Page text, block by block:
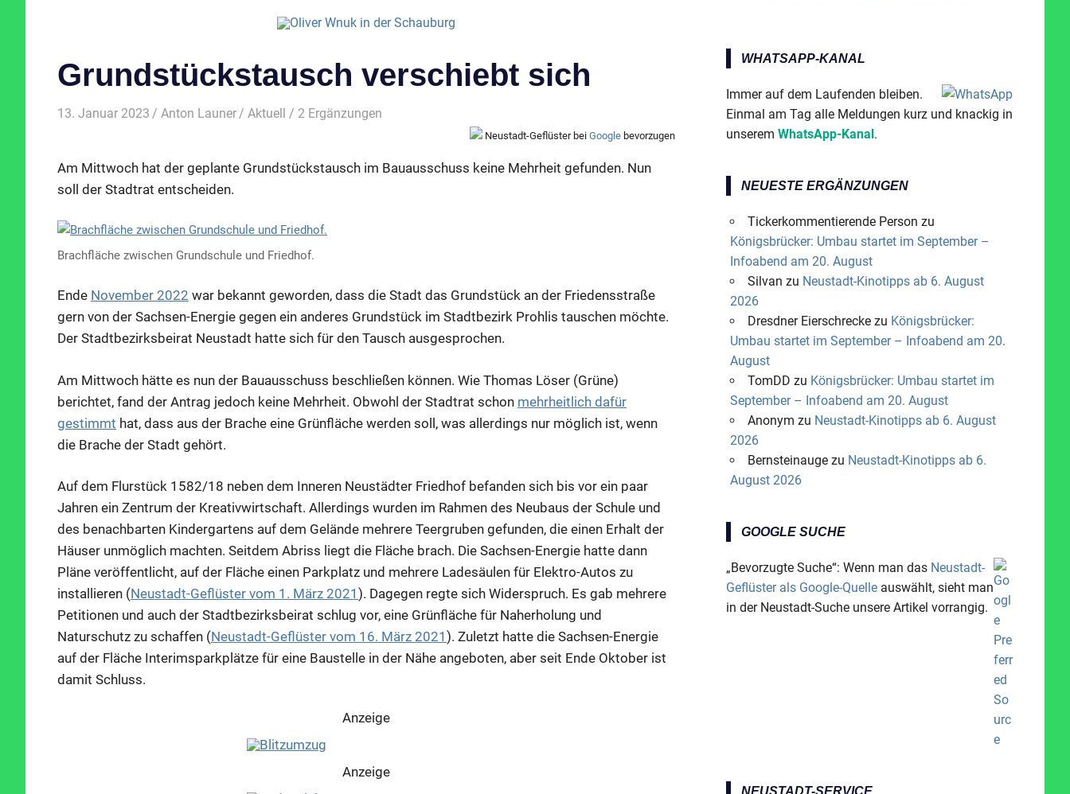
Grundstückstausch verschiebt sich
13. Januar 2023 Anton Launer Aktuell / 2 Ergänzungen
Neustadt-Geflüster bei Google bevorzugen
Am Mittwoch hat der geplante Grundstückstausch im Bauausschuss keine Mehrheit gefunden. Nun
soll der Stadtrat entscheiden.
Brachfläche zwischen Grundschule und Friedhof.
Ende November 2022 war bekannt geworden, dass die Stadt das Grundstück an der Friedensstraße
gern von der Sachsen-Energie gegen ein anderes Grundstück im Stadtbezirk Prohlis tauschen möchte.
Der Stadtbezirksbeirat Neustadt hatte sich für den Tausch ausgesprochen.
Am Mittwoch hätte es nun der Bauausschuss beschließen können. Wie Thomas Löser (Grüne)
berichtet, fand der Antrag jedoch keine Mehrheit. Obwohl der Stadtrat schon mehrheitlich dafür
gestimmt hat, dass aus der Brache eine Grünfläche werden soll, was allerdings nur möglich ist, wenn
die Brache der Stadt gehört.
Auf dem Flurstück 1582/18 neben dem Inneren Neustädter Friedhof befanden sich bis vor ein paar
Jahren ein Zentrum der Kreativwirtschaft. Allerdings wurden im Rahmen des Neubaus der Schule und
des benachbarten Kindergartens auf dem Gelände mehrere Teergruben gefunden, die einen Erhalt der
Häuser unmöglich machten. Seitdem Abriss liegt die Fläche brach. Die Sachsen-Energie hatte dann
Pläne veröffentlicht, auf der Fläche einen Parkplatz und mehrere Ladesäulen für Elektro-Autos zu
installieren (Neustadt-Geflüster vom 1. März 2021 ). Dagegen regte sich Widerspruch. Es gab mehrere
Petitionen und auch der Stadtbezirksbeirat schlug vor, eine Grünfläche für Naherholung und
Naturschutz zu schaffen (Neustadt-Geflüster vom 16. März 2021 ). Zuletzt hatte die Sachsen-Energie
auf der Fläche Interimsparkplätze für eine Baustelle in der Nähe angeboten, aber seit Ende Oktober ist
damit Schluss.
Anzeige
Anzeige
WHATSAPP-KANAL
Immer auf dem Laufenden bleiben.
Einmal am Tag alle Meldungen kurz und knackig in
unserem WhatsApp-Kanal .
NEUESTE ERGÄNZUNGEN
Tickerkommentierende Person zu
Königsbrücker: Umbau startet im September –
Infoabend am 20. August
Silvan zu Neustadt-Kinotipps ab 6. August
2026
Dresdner Eierschreckezu Königsbrücker:
Umbau startet im September – Infoabend am 20.
August
TomDD zu Königsbrücker: Umbau startet im
September – Infoabend am 20. August
Anonym zu Neustadt-Kinotipps ab 6. August
2026
Bernsteinaugezu Neustadt-Kinotipps ab 6.
August 2026
GOOGLE SUCHE
„Bevorzugte Suche“: Wenn man das Neustadt-
Geflüster als Google-Quelle auswählt, sieht man
in der Neustadt-Suche unsere Artikel vorrangig.